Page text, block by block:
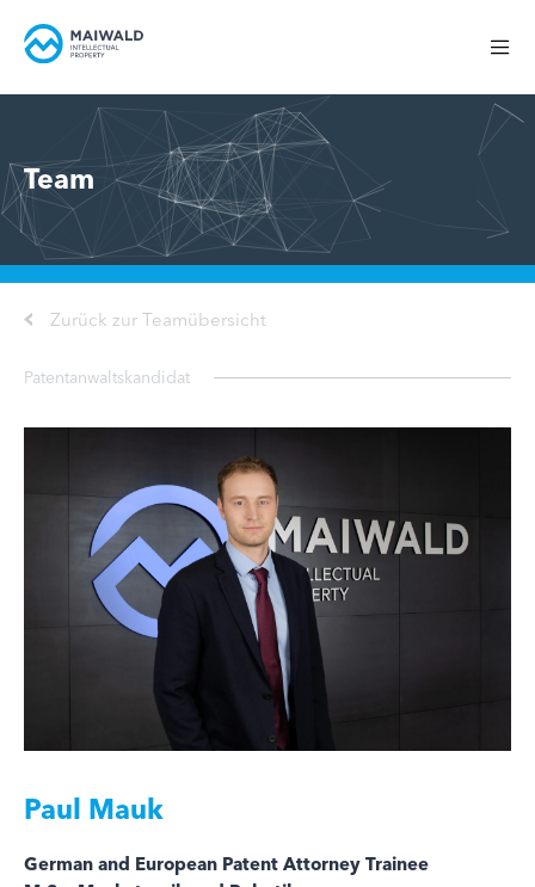
Team
Zurück zur Teamübersicht
Patentanwaltskandidat
Paul Mauk
German and European Patent Attorney Trainee